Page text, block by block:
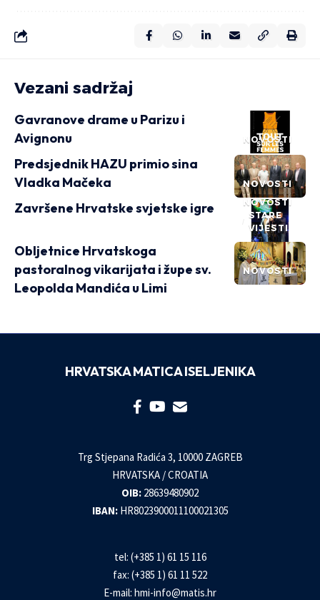
Vezani sadržaj
NOVOSTI
Gavranove drame u Parizu i
Avignonu
NOVOSTI
Predsjednik HAZU primio sina
Vladka Mačeka
NOVOSTI
STARE
VIJESTI
Završene Hrvatske svjetske igre
NOVOSTI
Obljetnice Hrvatskoga
pastoralnog vikarijata i župe sv.
Leopolda Mandića u Limi
HRVATSKA MATICA ISELJENIKA
Trg Stjepana Radića 3, 10000 ZAGREB
HRVATSKA / CROATIA
OIB: 28639480902
IBAN: HR8023900011100021305
tel: (+385 1) 61 15 116
fax: (+385 1) 61 11 522
E-mail: hmi-info@matis.hr